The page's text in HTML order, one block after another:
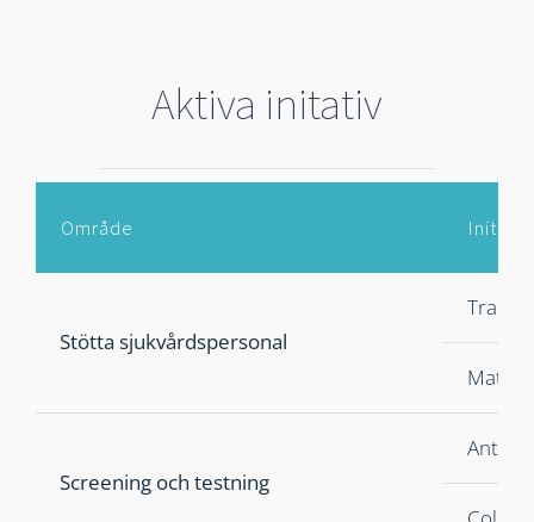
Aktiva initativ
Område
Stötta sjukvårdspersonal
Mat,
Screening och testning